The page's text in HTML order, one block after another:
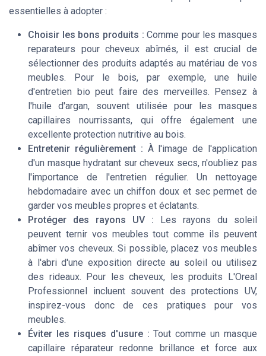
essentielles à adopter :
Choisir les bons produits : Comme pour les masques
reparateurs pour cheveux abîmés, il est crucial de
sélectionner des produits adaptés au matériau de vos
meubles. Pour le bois, par exemple, une huile
d'entretien bio peut faire des merveilles. Pensez à
l'huile d'argan, souvent utilisée pour les masques
capillaires nourrissants, qui offre également une
excellente protection nutritive au bois.
Entretenir régulièrement : À l'image de l'application
d'un masque hydratant sur cheveux secs, n'oubliez pas
l'importance de l'entretien régulier. Un nettoyage
hebdomadaire avec un chiffon doux et sec permet de
garder vos meubles propres et éclatants.
Protéger des rayons UV : Les rayons du soleil
peuvent ternir vos meubles tout comme ils peuvent
abîmer vos cheveux. Si possible, placez vos meubles
à l'abri d'une exposition directe au soleil ou utilisez
des rideaux. Pour les cheveux, les produits L'Oreal
Professionnel incluent souvent des protections UV,
inspirez-vous donc de ces pratiques pour vos
meubles.
Éviter les risques d'usure : Tout comme un masque
capillaire réparateur redonne brillance et force aux